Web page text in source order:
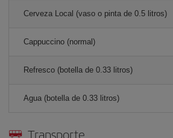
Cerveza Local (vaso o pinta de 0.5 litros)
Cappuccino (normal)
Refresco (botella de 0.33 litros)
Agua (botella de 0.33 litros)
Transporte